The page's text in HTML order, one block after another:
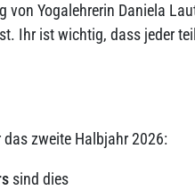
von Yogalehrerin Daniela
Ihr ist wichtig, dass jeder
das zweite Halbjahr 2026:
sind dies